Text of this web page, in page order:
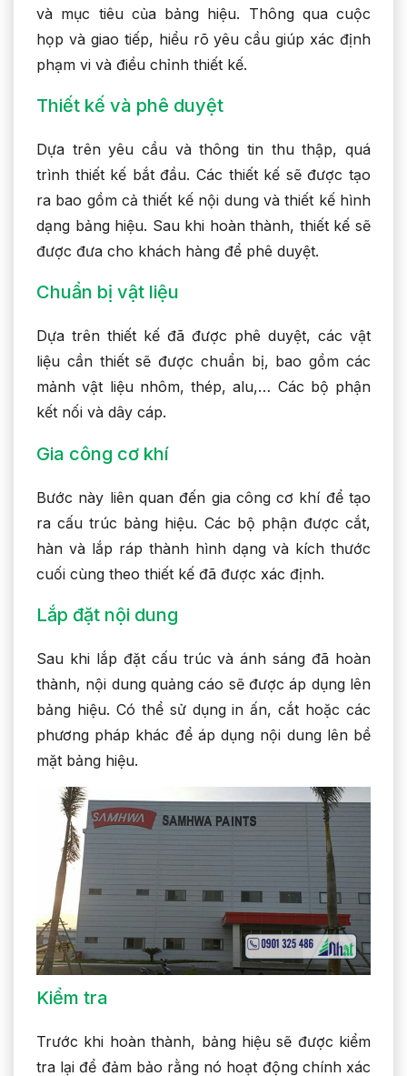
và mục tiêu của bảng hiệu. Thông qua cuộc
họp và giao tiếp, hiểu rõ yêu cầu giúp xác định
phạm vi và điều chỉnh thiết kế.
Thiết kế và phê duyệt
Dựa trên yêu cầu và thông tin thu thập, quá
trình thiết kế bắt đầu. Các thiết kế sẽ được tạo
ra bao gồm cả thiết kế nội dung và thiết kế hình
dạng bảng hiệu. Sau khi hoàn thành, thiết kế sẽ
được đưa cho khách hàng để phê duyệt.
Chuẩn bị vật liệu
Dựa trên thiết kế đã được phê duyệt, các vật
liệu cần thiết sẽ được chuẩn bị, bao gồm các
mảnh vật liệu nhôm, thép, alu,… Các bộ phận
kết nối và dây cáp.
Gia công cơ khí
Bước này liên quan đến gia công cơ khí để tạo
ra cấu trúc bảng hiệu. Các bộ phận được cắt,
hàn và lắp ráp thành hình dạng và kích thước
cuối cùng theo thiết kế đã được xác định.
Lắp đặt nội dung
Sau khi lắp đặt cấu trúc và ánh sáng đã hoàn
thành, nội dung quảng cáo sẽ được áp dụng lên
bảng hiệu. Có thể sử dụng in ấn, cắt hoặc các
phương pháp khác để áp dụng nội dung lên bề
mặt bảng hiệu.
Kiểm tra
Trước khi hoàn thành, bảng hiệu sẽ được kiểm
tra lại để đảm bảo rằng nó hoạt động chính xác